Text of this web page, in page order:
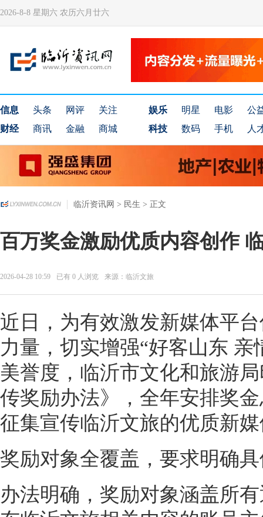
2026-8-8 星期六 农历六月廿六
信息 头条 网评
关注
财经
商讯 金融 商城
娱乐 明星 电影
公
科技
数码 手机 人
临沂资讯网 > 民生 > 正文
百万奖金激励优质内容创作
2026-04-28 10:59 已有 0 人浏览 来源：临沂文旅
近日，为有效激发新媒体平
力量，切实增强“好客山东
美誉度，临沂市文化和旅游
传奖励办法》，全年安排奖
征集宣传临沂文旅的优质新
奖励对象全覆盖，要求明确
办法明确，奖励对象涵盖所